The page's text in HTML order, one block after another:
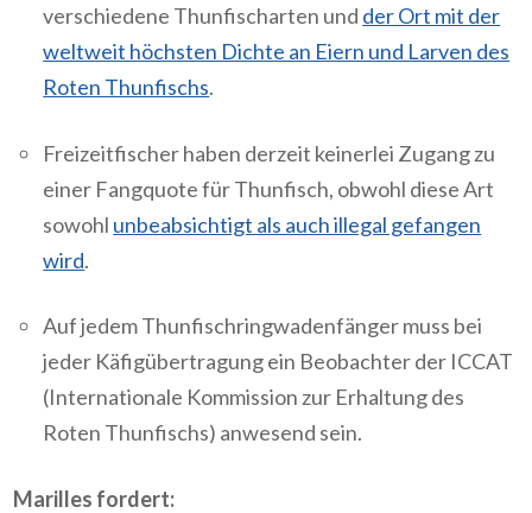
verschiedene Thunfischarten und der Ort mit der
weltweit höchsten Dichte an Eiern und Larven des
Roten Thunfischs.
Freizeitfischer haben derzeit keinerlei Zugang zu
einer Fangquote für Thunfisch, obwohl diese Art
sowohl unbeabsichtigt als auch illegal gefangen
wird.
Auf jedem Thunfischringwadenfänger muss bei
jeder Käfigübertragung ein Beobachter der ICCAT
(Internationale Kommission zur Erhaltung des
Roten Thunfischs) anwesend sein.
Marilles fordert: